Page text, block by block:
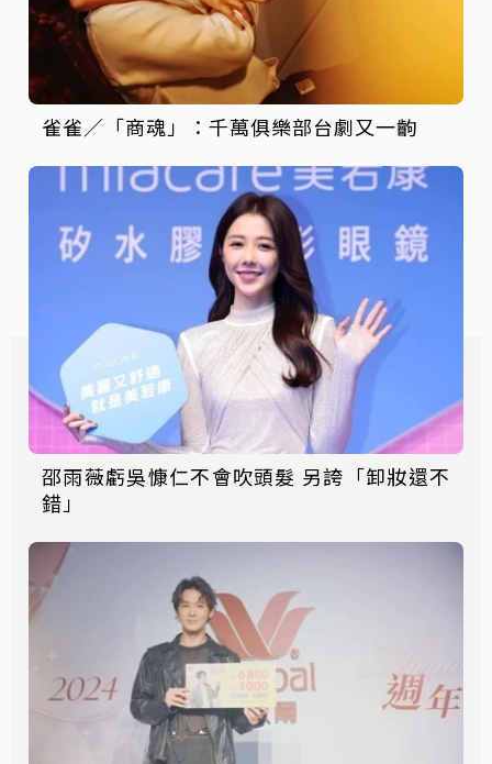
雀雀／「商魂」：千萬俱樂部台劇又一齣
邵雨薇虧吳慷仁不會吹頭髮 另誇「卸妝還不
錯」